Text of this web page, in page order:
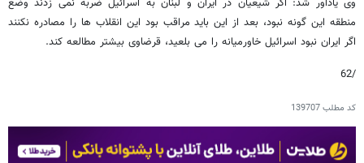
وی یادآور شد: اگر شیعیان در ایران و لبنان به اسرائیل ضربه نمی زدند وضع
منطقه این گونه نبود، بعد از این باید مراقب بود این انقلاب ها را مصادره نکنند
اگر ایران نبود اسرائیل خاورمیانه را می بلعید، قرضاوی بیشتر مطالعه کند.
/62
کد مطلب139707